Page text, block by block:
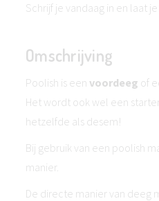
Schrijf je vandaag in en laat
Omschrijving
Poolish is een voordeeg of
Het wordt ook wel een
hetzelfde als desem!
Bij gebruik van een poolish
manier.
De directe manier van deeg